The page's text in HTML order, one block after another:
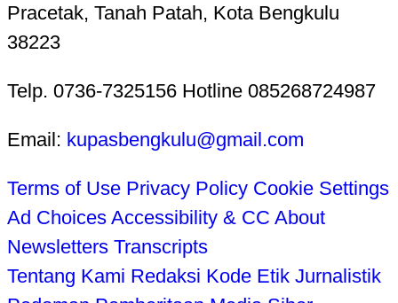
Pracetak, Tanah Patah, Kota Bengkulu
38223
Telp. 0736-7325156 Hotline 085268724987
Email: kupasbengkulu@gmail.com
Terms of Use Privacy Policy Cookie Settings
Ad Choices Accessibility & CC About
Newsletters Transcripts
Tentang Kami Redaksi Kode Etik Jurnalistik